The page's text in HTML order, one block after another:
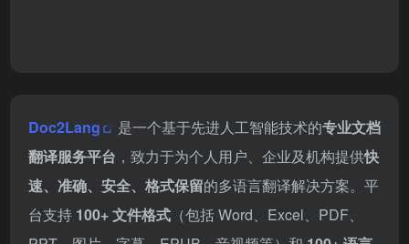
Doc2Lang 是一个基于先进人工智能技术的专业文档
翻译服务平台 ，致力于为个人用户、企业及机构提供快
速、准确、安全、格式保留的多语言翻译解决方案。平
台支持 100+ 文件格式 （包括 Word、Excel、PDF、